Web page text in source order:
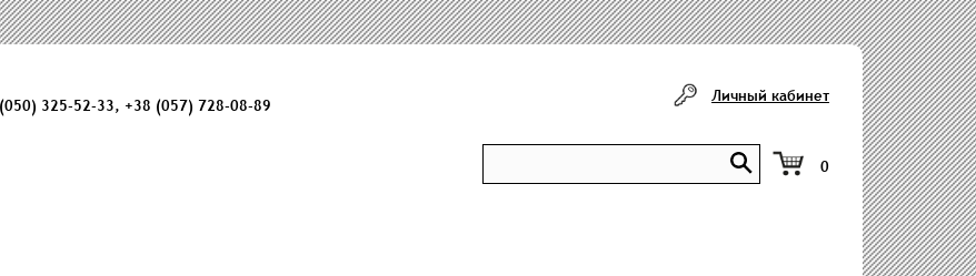
325-52-33, +38 (057) 728-08-89 Личный кабинет
0